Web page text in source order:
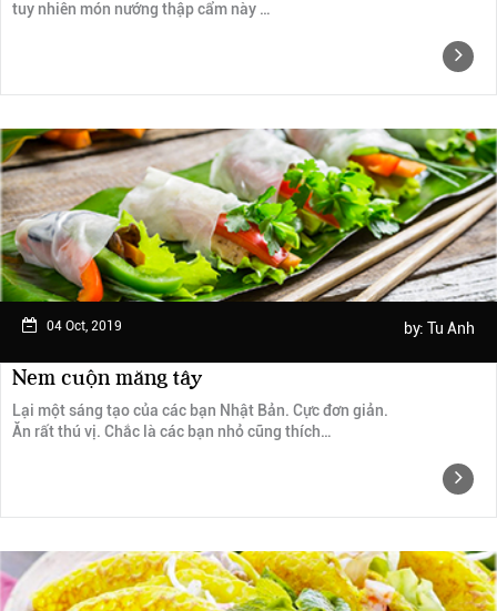
tuy nhiên món nướng thập cẩm này …
04 Oct, 2019 by: Tu Anh
Nem cuộn măng tây
Lại một sáng tạo của các bạn Nhật Bản. Cực đơn giản.
Ăn rất thú vị. Chắc là các bạn nhỏ cũng thích…